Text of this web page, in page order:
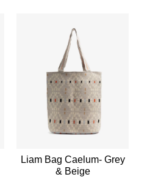
Liam Bag Caelum- Grey
& Beige